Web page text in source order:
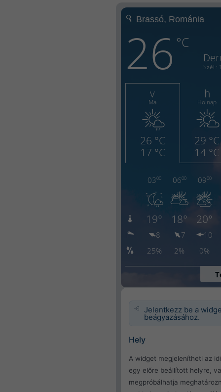
Jelentkezz be a
beágyazásához.
Hely
A widget megjelenítheti az
egy előre beállított helyre,
megpróbálhatja